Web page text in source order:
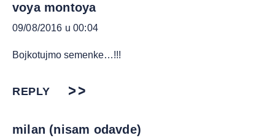
voya montoya
09/08/2016 u 00:04
Bojkotujmo semenke…!!!
REPLY
milan (nisam odavde)